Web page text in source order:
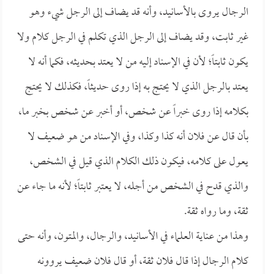
الرجال يروى بالأسانيد، وأنه قد يضاف إلى الرجل شيء وهو
غير ثابت، وقد يضاف إلى الرجل الذي تكلم في الرجل كلام ولا
يكون ثابتاً؛ لأن في الإسناد إليه من لا يعتد بحديثه، فكما أنه لا
يعتد بالرجل الذي لا يحتج به إذا روى حديثاً، فكذلك لا يحتج
بكلامه إذا روى خبراً عن شخص، أو أخبر عن شخص بخبر ما،
بأن قال عن فلان أنه كذا وكذا، وفي الإسناد من هو ضعيف لا
يعول على كلامه، فيكون ذلك الكلام الذي قيل في الشخص،
والذي قدح في الشخص من أجله، لا يعتبر ثابتاً؛ لأنه ما جاء عن
ثقة، وما رواه ثقة.
وهذا من عناية العلماء في الأسانيد، والرجال، والمتون، وأنه حتى
كلام الرجال إذا قال فلان ثقة، أو قال فلان ضعيف يروونه